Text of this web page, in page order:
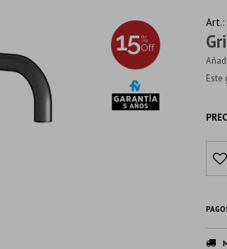
Este